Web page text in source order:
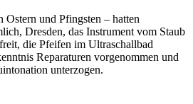
Ostern und Pfingsten – hatten
Dresden, das Instrument vom Staub
die Pfeifen im Ultraschallbad
Reparaturen vorgenommen und
unterzogen.